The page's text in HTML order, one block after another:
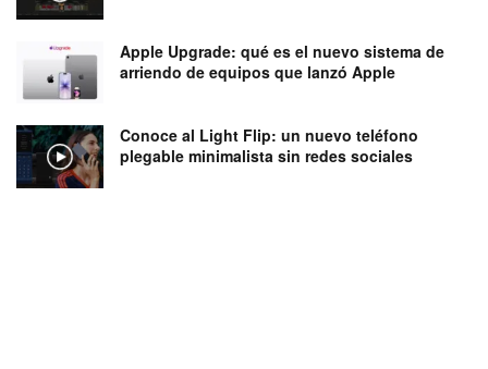
Apple Upgrade: qué es el nuevo sistema de
arriendo de equipos que lanzó Apple
Conoce al Light Flip: un nuevo teléfono
plegable minimalista sin redes sociales